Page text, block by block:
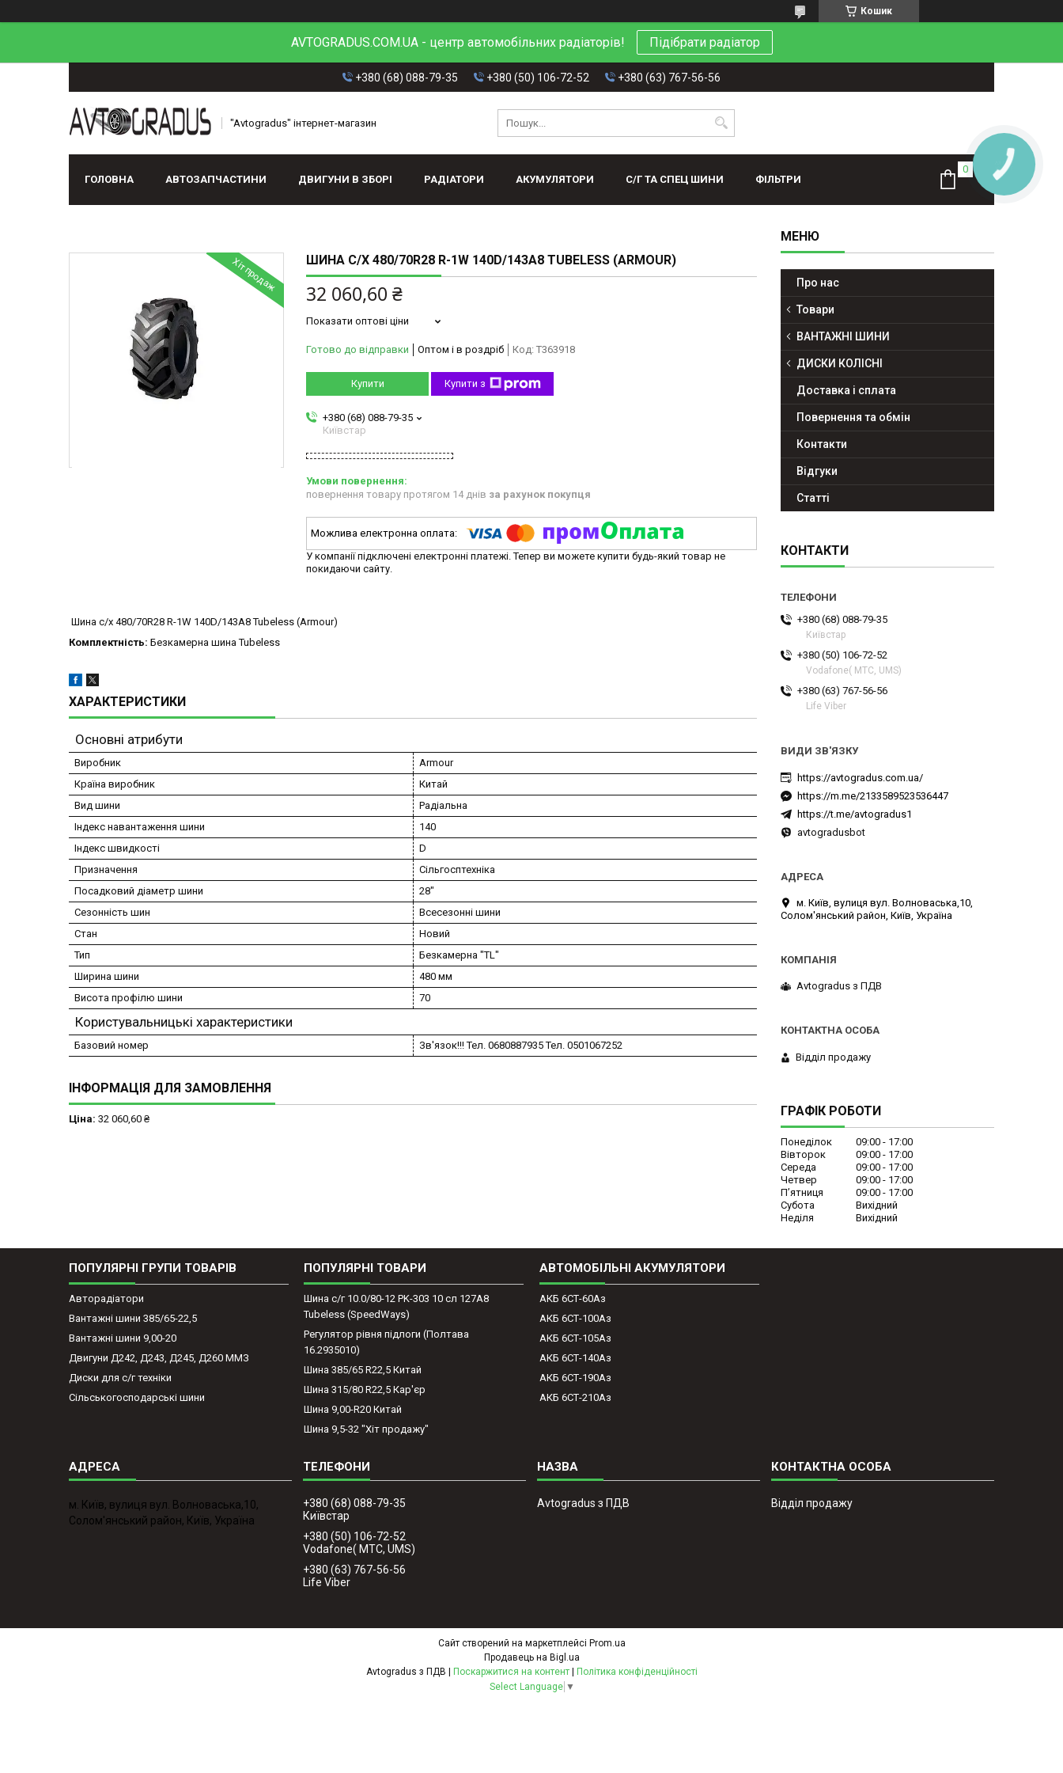
Кошик
AVTOGRADUS.COM.UA - центр автомобільних радіаторів! Підібрати радіатор
+380 (68) 088-79-35 +380 (50) 106-72-52 +380 (63) 767-56-56
"Avtogradus" інтернет-магазин
ГОЛОВНА АВТОЗАПЧАСТИНИ ДВИГУНИ В ЗБОРІ РАДІАТОРИ АКУМУЛЯТОРИ С/Г ТА СПЕЦ ШИНИ ФІЛЬТРИ
Хіт продаж ШИНА С/Х 480/70R28 R-1W 140D/143A8 TUBELESS (ARMOUR)
32 060,60 ₴
Показати оптові ціни
Готово до відправки Оптом і в роздріб Код: T363918
Купити Купити з
+380 (68) 088-79-35
Київстар
повернення товару протягом 14 днів за рахунок покупця
У компанії підключені електронні платежі. Тепер ви можете купити будь-який товар не
покидаючи сайту.
Шина с/х 480/70R28 R-1W 140D/143A8 Tubeless (Armour)
Комплектність: Безкамерна шина Tubeless
ХАРАКТЕРИСТИКИ
Основні атрибути
Виробник
Armour
Країна виробник
Китай
Вид шини
Радіальна
Індекс навантаження шини
140
Індекс швидкості
D
Призначення
Сільгосптехніка
Посадковий діаметр шини
28"
Сезонність шин
Всесезонні шини
Стан
Новий
Тип
Безкамерна "TL"
Ширина шини
480 мм
Висота профілю шини
70
Користувальницькі характеристики
Базовий номер Зв'язок!!! Тел. 0680887935 Тел. 0501067252
ІНФОРМАЦІЯ ДЛЯ ЗАМОВЛЕННЯ
Ціна: 32 060,60 ₴
Про нас
Товари
ВАНТАЖНІ ШИНИ
ДИСКИ КОЛІСНІ
Доставка і сплата
Повернення та обмін
Контакти
Відгуки
Статті
КОНТАКТИ
+380 (68) 088-79-35
Київстар
+380 (50) 106-72-52
Vodafone( МТС, UMS)
+380 (63) 767-56-56
Life Viber
https://avtogradus.com.ua/
https://m.me/2133589523536447
https://t.me/avtogradus1
avtogradusbot
м. Київ, вулиця вул. Волноваська,10,
Солом'янський район, Київ, Україна
Avtogradus з ПДВ
Відділ продажу
ГРАФІК РОБОТИ
Понеділок 09:00
17:00
Вівторок
09:00
17:00
Середа
09:00
17:00
Четвер
09:00
17:00
Пʼятниця
09:00
17:00
Субота
Вихідний
Неділя
Вихідний
ПОПУЛЯРНІ ГРУПИ ТОВАРІВ
Авторадіатори
Вантажні шини 385/65-22,5
Вантажні шини 9,00-20
Двигуни Д242, Д243, Д245, Д260 ММЗ
Диски для с/г техніки
Сільськогосподарські шини
ПОПУЛЯРНІ ТОВАРИ
Шина с/г 10.0/80-12 PK-303 10 сл 127A8
Tubeless (SpeedWays)
Регулятор рівня підлоги (Полтава
16.2935010)
Шина 385/65 R22,5 Китай
Шина 315/80 R22,5 Кар'єр
Шина 9,00-R20 Китай
Шина 9,5-32 "Хіт продажу"
АВТОМОБІЛЬНІ АКУМУЛЯТОРИ
АКБ 6СТ-60Аз
АКБ 6СТ-100Аз
АКБ 6СТ-105Аз
АКБ 6СТ-140Аз
АКБ 6СТ-190Аз
АКБ 6СТ-210Аз
м. Київ, вулиця вул. Волноваська,10,
Солом'янський район, Київ, Україна
+380 (68) 088-79-35
Київстар
+380 (50) 106-72-52
Vodafone( МТС, UMS)
+380 (63) 767-56-56
Life Viber
Avtogradus з ПДВ Відділ продажу
Сайт створений на маркетплейсі Prom.ua
Продавець на Bigl.ua
Поскаржитися на контент
Політика конфіденційності
Select Language ▼
КНОПКА
ЗВ'ЯЗКУ